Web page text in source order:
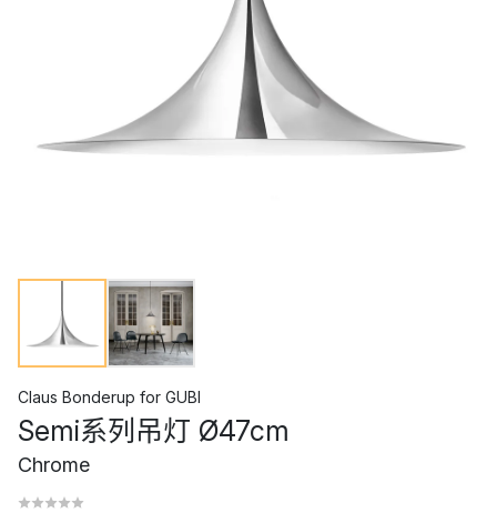
Claus Bonderup for GUBI
Semi系列吊灯 Ø47cm
Chrome